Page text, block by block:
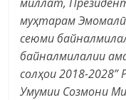
муҳтарам
сеюми
байналмилалии
солҳои 2018-
Умумии Созмони